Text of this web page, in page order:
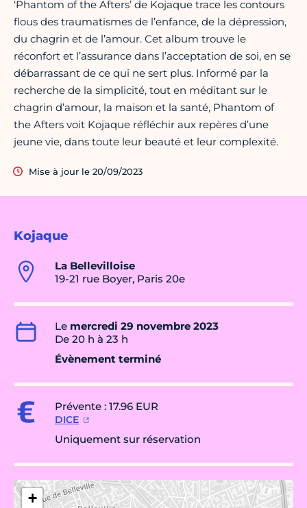
Kojaque
La Bellevilloise
19-21 rue Boyer, Paris 20e
Le mercredi 29 novembre 2023
De 20 h à 23 h
Évènement terminé
Prévente : 17.96 EUR
DICE
Uniquement sur réservation
+
‘Phantom of the Afters’ de Kojaque trace les contours
flous des traumatismes de l’enfance, de la dépression,
du chagrin et de l’amour. Cet album trouve le
réconfort et l’assurance dans l’acceptation de soi, en se
débarrassant de ce qui ne sert plus. Informé par la
recherche de la simplicité, tout en méditant sur le
chagrin d’amour, la maison et la santé, Phantom of
the Afters voit Kojaque réfléchir aux repères d’une
jeune vie, dans toute leur beauté et leur complexité.
Mise à jour le 20/09/2023